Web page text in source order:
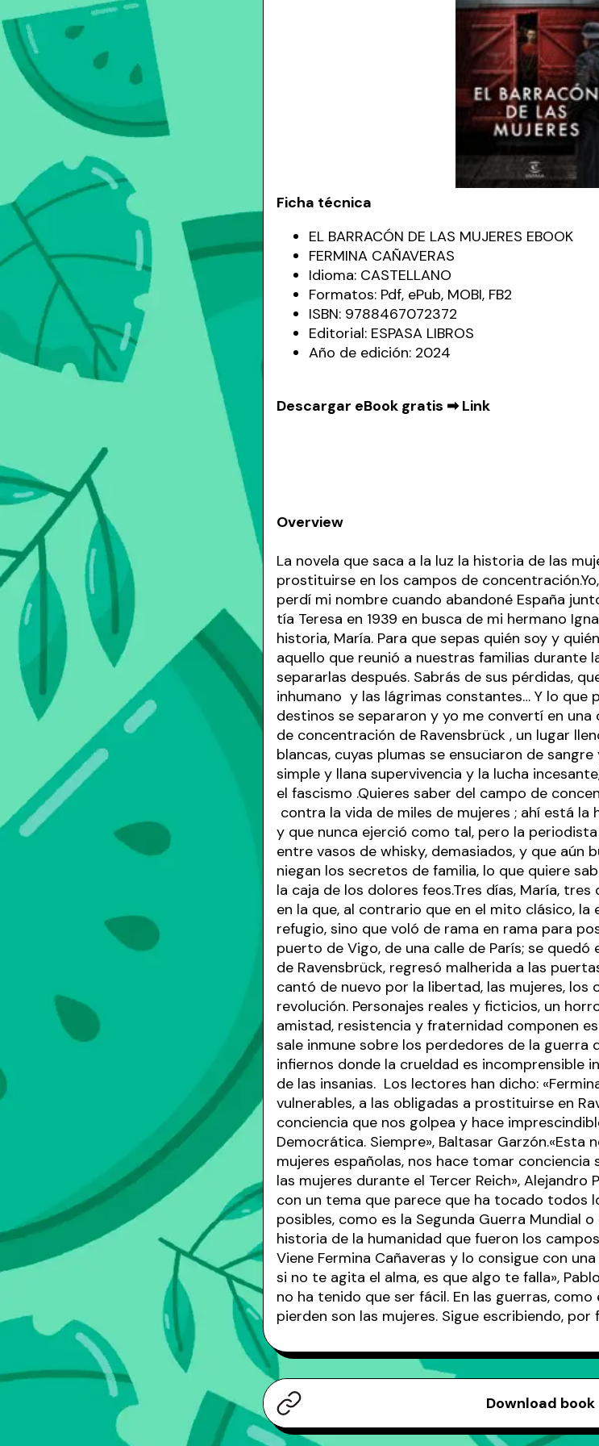
Ficha técnica
EL BARRACÓN DE LAS MUJERES EBOOK
FERMINA CAÑAVERAS
Idioma: CASTELLANO
Formatos: Pdf, ePub, MOBI, FB2
ISBN: 9788467072372
Editorial: ESPASA LIBROS
Año de edición: 2024
Descargar eBook gratis ➡Link
Overview
La novela que saca a la luz la historia de las
prostituirse en los campos de
perdí mi nombre cuando abandoné España
tía Teresa en 1939 en busca de mi hermano
historia, María. Para que sepas quién soy y
aquello que reunió a nuestras familias durante
separarlas después. Sabrás de sus pérdidas,
inhumano y las lágrimas constantes… Y lo que
destinos se separaron y yo me convertí en
de concentración de Ravensbrück , un lugar
blancas, cuyas plumas se ensuciaron de
simple y llana supervivencia y la lucha
el fascismo .Quieres saber del campo de
contra la vida de miles de mujeres ; ahí está la
y que nunca ejerció como tal, pero la
entre vasos de whisky, demasiados, y que aún
niegan los secretos de familia, lo que quiere
la caja de los dolores feos.Tres días, María,
en la que, al contrario que en el mito clásico, la
refugio, sino que voló de rama en rama para
puerto de Vigo, de una calle de París; se quedó
de Ravensbrück, regresó malherida a las
cantó de nuevo por la libertad, las mujeres, los
revolución. Personajes reales y ficticios, un
amistad, resistencia y fraternidad componen
sale inmune sobre los perdedores de la guerra
infiernos donde la crueldad es incomprensible
de las insanias. Los lectores han dicho:
vulnerables, a las obligadas a prostituirse en
conciencia que nos golpea y hace
Democrática. Siempre», Baltasar Garzón.«Esta
mujeres españolas, nos hace tomar conciencia
las mujeres durante el Tercer Reich», Alejandro
con un tema que parece que ha tocado todos
posibles, como es la Segunda Guerra Mundial
historia de la humanidad que fueron los
Viene Fermina Cañaveras y lo consigue con
si no te agita el alma, es que algo te falla»,
no ha tenido que ser fácil. En las guerras,
pierden son las mujeres. Sigue escribiendo, por
Download book